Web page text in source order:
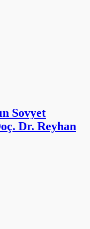
Sovyet
Dr. Reyhan